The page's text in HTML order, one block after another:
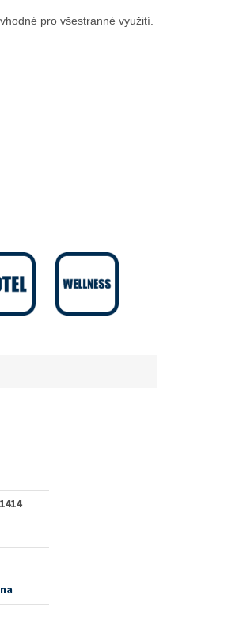
pro všestranné využití.